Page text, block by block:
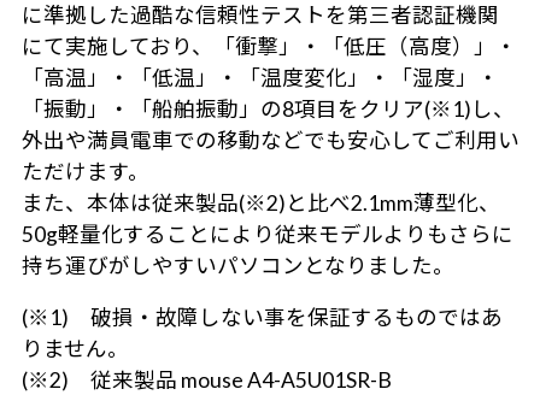
に準拠した過酷な信頼性テストを第三者認証機関
にて実施しており、「衝撃」・「低圧（高度）」・
「高温」・「低温」・「温度変化」・「湿度」・
「振動」・「船舶振動」の8項目をクリア(※1)し、
外出や満員電車での移動などでも安心してご利用い
ただけます。
また、本体は従来製品(※2)と比べ2.1mm薄型化、
50g軽量化することにより従来モデルよりもさらに
持ち運びがしやすいパソコンとなりました。
(※1) 破損・故障しない事を保証するものではあ
りません。
(※2) 従来製品 mouse A4-A5U01SR-B